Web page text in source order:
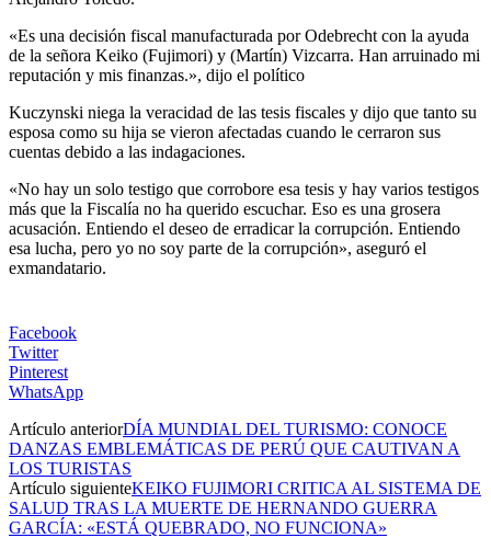
«Es una decisión fiscal manufacturada por Odebrecht con la ayuda
de la señora Keiko (Fujimori) y (Martín) Vizcarra. Han arruinado mi
reputación y mis finanzas.», dijo el político
Kuczynski niega la veracidad de las tesis fiscales y dijo que tanto su
esposa como su hija se vieron afectadas cuando le cerraron sus
cuentas debido a las indagaciones.
«No hay un solo testigo que corrobore esa tesis y hay varios testigos
más que la Fiscalía no ha querido escuchar. Eso es una grosera
acusación. Entiendo el deseo de erradicar la corrupción. Entiendo
esa lucha, pero yo no soy parte de la corrupción», aseguró el
exmandatario.
Facebook
Twitter
Pinterest
WhatsApp
Artículo anteriorDÍA MUNDIAL DEL TURISMO: CONOCE
DANZAS EMBLEMÁTICAS DE PERÚ QUE CAUTIVAN A
LOS TURISTAS
Artículo siguienteKEIKO FUJIMORI CRITICA AL SISTEMA DE
SALUD TRAS LA MUERTE DE HERNANDO GUERRA
GARCÍA: «ESTÁ QUEBRADO, NO FUNCIONA»